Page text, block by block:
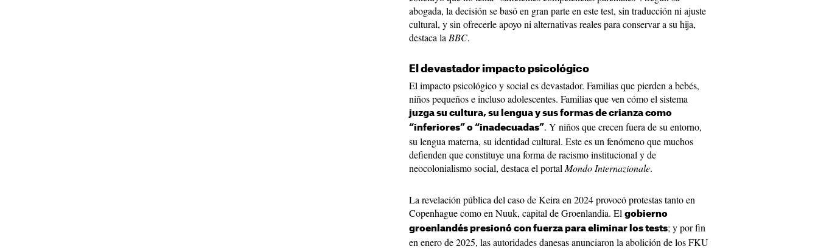
abogada, la decisión se basó en gran parte en este test, sin traducción ni ajuste
cultural, y sin ofrecerle apoyo ni alternativas reales para conservar a su hija,
destaca la BBC.
El devastador impacto psicológico
El impacto psicológico y social es devastador. Familias que pierden a bebés,
niños pequeños e incluso adolescentes. Familias que ven cómo el sistema
juzga su cultura, su lengua y sus formas de crianza como
“inferiores” o “inadecuadas”. Y niños que crecen fuera de su entorno,
su lengua materna, su identidad cultural. Este es un fenómeno que muchos
defienden que constituye una forma de racismo institucional y de
neocolonialismo social, destaca el portal Mondo Internazionale.
La revelación pública del caso de Keira en 2024 provocó protestas tanto en
Copenhague como en Nuuk, capital de Groenlandia. El gobierno
groenlandés presionó con fuerza para eliminar los tests; y por fin
en enero de 2025, las autoridades danesas anunciaron la abolición de los FKU